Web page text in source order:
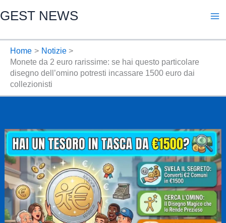
al
GEST NEWS
Home
Notizie
Monete da 2 euro rarissime: se hai questo particolare
disegno dell’omino potresti incassare 1500 euro dai
collezionisti